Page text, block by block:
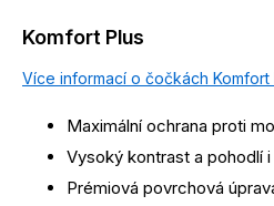
Komfort Plus
Více informací o čočkách Komfort
Maximální ochrana proti
Vysoký kontrast a pohodlí
Prémiová povrchová